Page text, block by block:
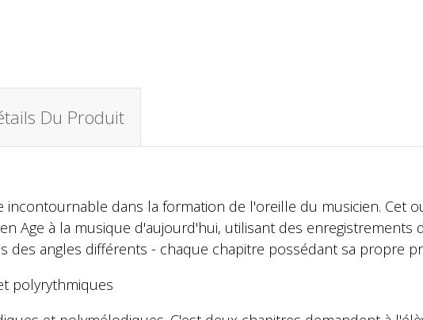
Du Produit
incontournable dans la formation de l'oreille du musicien. Cet
Age à la musique d'aujourd'hui, utilisant des enregistrements
des angles différents - chaque chapitre possédant sa propre
polyrythmiques